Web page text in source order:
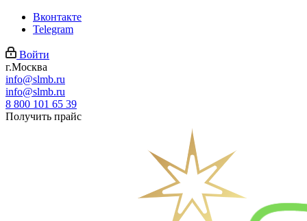
Вконтакте
Telegram
Войти
г.Москва
info@slmb.ru
info@slmb.ru
8 800 101 65 39
Получить прайс